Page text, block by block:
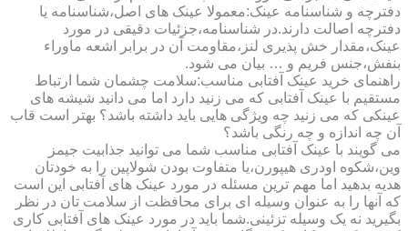
دفترچه و شناسنامه عینک:معمولا عینک های اصل،شناسنامه یا
دفترچه اصالت دارند.در شناسنامه،جزئیات دقیقی در مورد
عینک،مقدار خش پذیری لنز،مقاومت آن در برابر اشعه ماوراء
بنفش،جنس فریم و … بیان می شود.
راهنمای خرید عینک آفتابی مناسب:سلامت چشمان شما ارتباط
مستقیم با عینک آفتابی که می زنید دارد اما می دانید شیشه های
عینکی که می زنید چه ویژگی هایی باید داشته باشد؟ بهتر است قاب
آن چه اندازه و چه رنگی باشد؟
می گویند با عینک آفتابی مناسب شما می توانید جذابیت جیمز
وین،شکوه اودری هیپورن،یا متفاوت بودن شولاپین را به خودتان
هدیه بدهید اما مهم ترین مسئله در مورد عینک های آفتابی این است
که آنها را به عنوان وسیله ای برای محافظت از سلامت تان در نظر
بگیرید نه یک وسیله تزئینی.شما باید در مورد عینک های آفتابی کاری